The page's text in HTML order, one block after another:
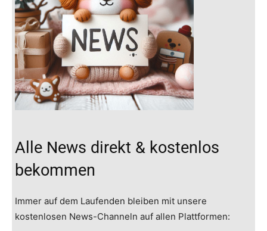
Alle News direkt & kostenlos
bekommen
Immer auf dem Laufenden bleiben mit unsere
kostenlosen News-Channeln auf allen Plattformen: